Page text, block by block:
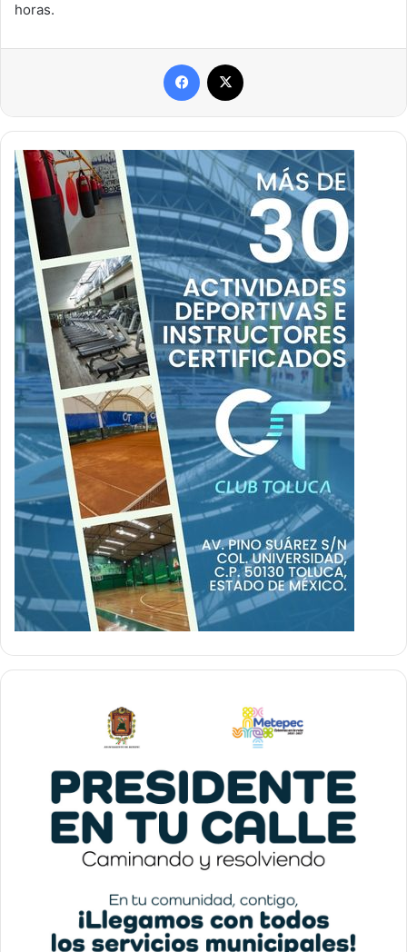
horas.
Facebook